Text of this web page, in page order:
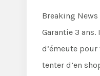
Breaking
Garantie 3
d’émeute
tenter d’en